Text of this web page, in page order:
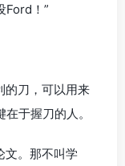
Ford！”
的刀，可以用来
于握刀的人。
文。那不叫学